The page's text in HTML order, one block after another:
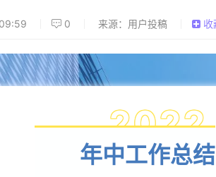
0 来源：用户投稿 收
2022
年中工作总结